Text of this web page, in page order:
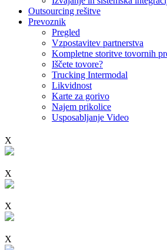
Outsourcing rešitve
Prevoznik
Pregled
Vzpostavitev partnerstva
Kompletne storitve tovornih
Iščete tovore?
Trucking Intermodal
Likvidnost
Karte za gorivo
Najem prikolice
Usposabljanje Video
X
X
X
X